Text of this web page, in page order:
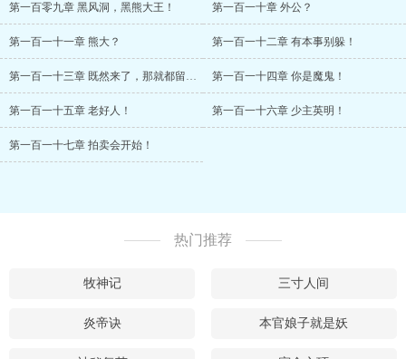
第一百零九章 黑风洞，黑熊大王！ 第一百一十章 外公？
第一百一十一章 熊大？ 第一百一十二章 有本事别躲！
第一百一十三章 既然来了，那就都留下来吧！ 第一百一十四章 你是魔鬼！
第一百一十五章 老好人！ 第一百一十六章 少主英明！
第一百一十七章 拍卖会开始！
热门推荐
牧神记 三寸人间
炎帝诀 本官娘子就是妖